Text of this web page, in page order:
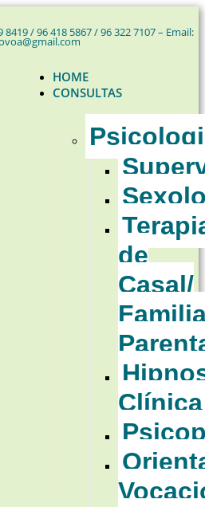
/ 96 418 5867 / 96 322 7107 – Email:
HOME
CONSULTAS
de
Casal/
Clínica